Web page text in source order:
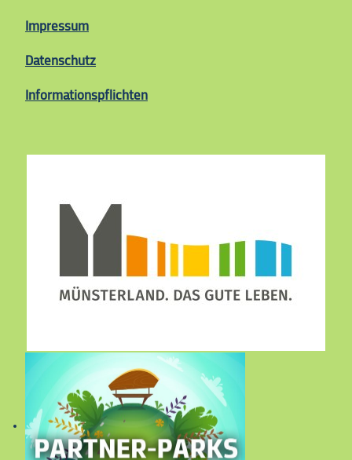
Impressum
Datenschutz
Informationspflichten